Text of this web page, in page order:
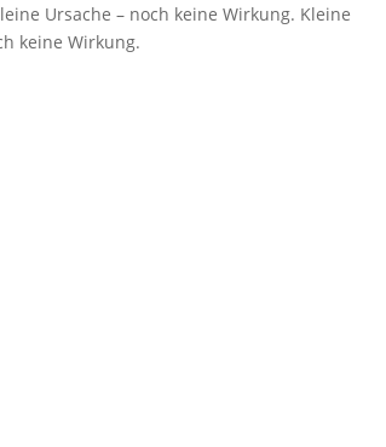
Ursache – noch keine Wirkung. Kleine
keine Wirkung.